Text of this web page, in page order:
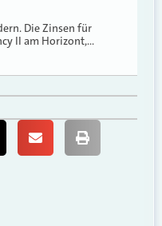
Die Zinsen für
II am Horizont,…